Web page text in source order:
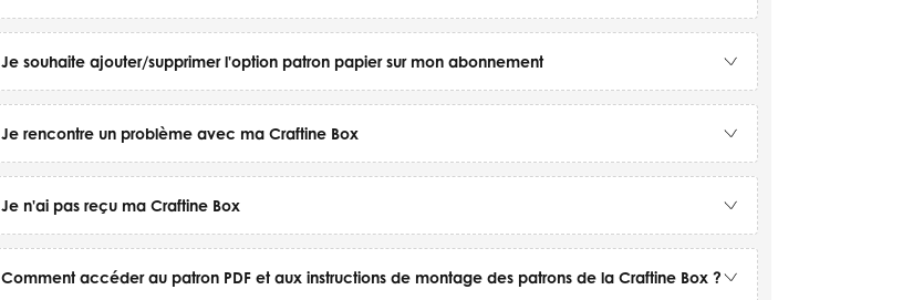
Je souhaite ajouter/supprimer l'option patron papier sur mon abonnement
Je rencontre un problème avec ma Craftine Box
Je n'ai pas reçu ma Craftine Box
Comment accéder au patron PDF et aux instructions de montage des patrons de la Craftine Box ?